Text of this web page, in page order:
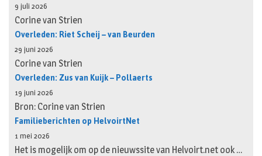
9 juli 2026
Corine van Strien
Overleden: Riet Scheij – van Beurden
29 juni 2026
Corine van Strien
Overleden: Zus van Kuijk – Pollaerts
19 juni 2026
Bron: Corine van Strien
Familieberichten op HelvoirtNet
1 mei 2026
Het is mogelijk om op de nieuwssite van Helvoirt.net ook …